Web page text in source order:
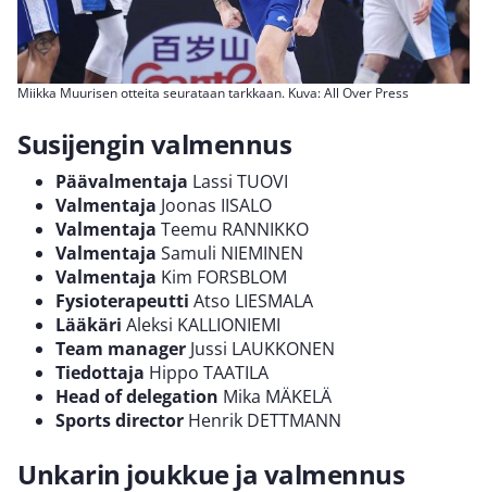
Miikka Muurisen otteita seurataan tarkkaan. Kuva: All Over Press
Susijengin valmennus
Päävalmentaja Lassi TUOVI
Valmentaja Joonas IISALO
Valmentaja Teemu RANNIKKO
Valmentaja Samuli NIEMINEN
Valmentaja Kim FORSBLOM
Fysioterapeutti Atso LIESMALA
Lääkäri Aleksi KALLIONIEMI
Team manager Jussi LAUKKONEN
Tiedottaja Hippo TAATILA
Head ofdelegation Mika MÄKELÄ
Sportsdirector Henrik DETTMANN
Unkarin joukkue ja valmennus